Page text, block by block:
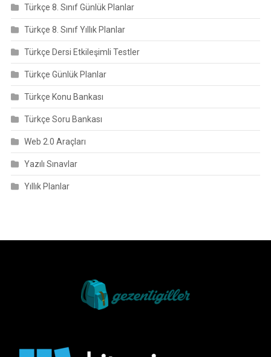
Türkçe 8. Sınıf Günlük Planlar
Türkçe 8. Sınıf Yıllık Planlar
Türkçe Dersi Etkileşimli Testler
Türkçe Günlük Planlar
Türkçe Konu Bankası
Türkçe Soru Bankası
Web 2.0 Araçları
Yazılı Sınavlar
Yıllık Planlar